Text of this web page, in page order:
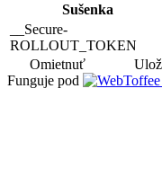
Sušenka
__Secure-
ROLLOUT_TOKEN
Omietnuť
Funguje pod